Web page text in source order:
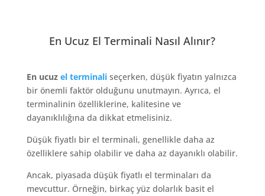
En Ucuz El Terminali Nasıl Alınır?
En ucuz el terminaliseçerken, düşük fiyatın yalnızca
bir önemli faktör olduğunu unutmayın. Ayrıca, el
terminalinin özelliklerine, kalitesine ve
dayanıklılığına da dikkat etmelisiniz.
Düşük fiyatlı bir el terminali, genellikle daha az
özelliklere sahip olabilir ve daha az dayanıklı olabilir.
Ancak, piyasada düşük fiyatlı el terminaları da
mevcuttur. Örneğin, birkaç yüz dolarlık basit el